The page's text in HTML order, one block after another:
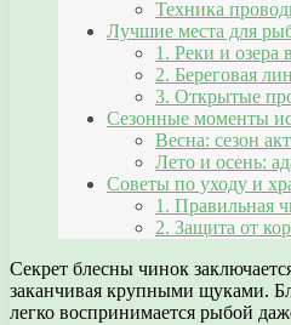
Техника
Лучшие места для
1. Реки и озера
2. Береговая
3. Открытые
Сезонные моменты
Весна: сезон
Лето и осень:
Советы по уходу и
1. Правильная
2. Защита от
Секрет блесны чинок
заканчивая крупными щуками.
легко воспринимается рыбой